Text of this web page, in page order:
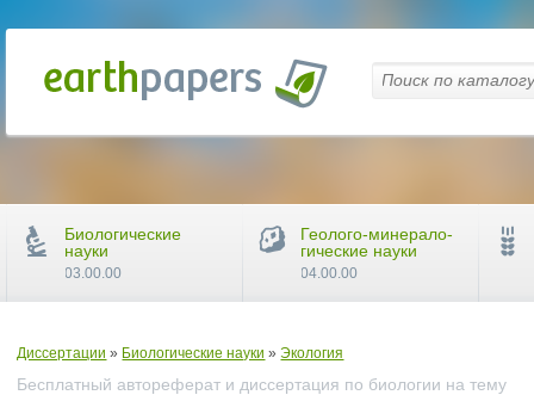
Диссертации » Биологические науки »Экология
Бесплатный автореферат и диссертация по биологии на тему
Биологические
науки
03.00.00
Геолого-минерало-
гические науки
04.00.00